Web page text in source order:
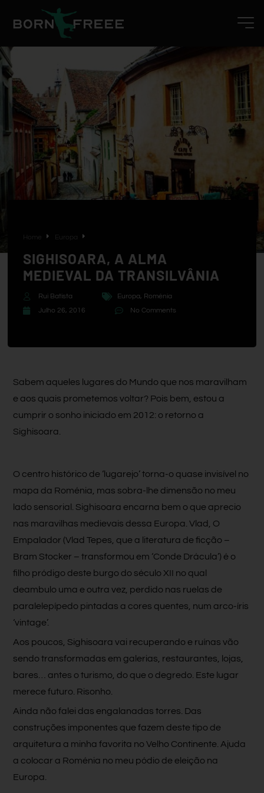
Europa
SIGHISOARA, A ALMA
MEDIEVAL DA TRANSILVÂNIA
Rui Batista Europa, Roménia
Julho 26, 2016
No Comments
Sabem aqueles lugares do Mundo que nos maravilham
e aos quais prometemos voltar? Pois bem, estou a
cumprir o sonho iniciado em 2012: o retorno a
Sighisoara.
O centro histórico de ‘lugarejo’ torna-o quase invisível no
mapa da Roménia, mas sobra-lhe dimensão no meu
lado sensorial. Sighisoara encarna bem o que aprecio
nas maravilhas medievais dessa Europa. Vlad, O
Empalador (Vlad Tepes, que a literatura de ficção –
Bram Stocker – transformou em ‘Conde Drácula’) é o
filho pródigo deste burgo do século XII no qual
deambulo uma e outra vez, perdido nas ruelas de
paralelepípedo pintadas a cores quentes, num arco-íris
‘vintage’.
Aos poucos, Sighisoara vai recuperando e ruínas vão
sendo transformadas em galerias, restaurantes, lojas,
bares… antes o turismo, do que o degredo. Este lugar
merece futuro. Risonho.
Ainda não falei das engalanadas torres. Das
construções imponentes que fazem deste tipo de
arquitetura a minha favorita no Velho Continente. Ajuda
a colocar a Roménia no meu pódio de eleição na
Europa.